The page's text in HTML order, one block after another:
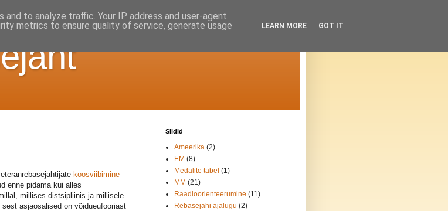
koosviibimine
enne pidama kui alles
millises distsipliinis ja millisele
asjaosalised on võidueufooriast
Sildid
Ameerika (2)
EM (8)
Medalite tabel (1)
MM (21)
Raadioorienteerumine (11)
Rebasejahi ajalugu (2)
to analyze traffic. Your IP address and user-agent
metrics to ensure quality of service, generate usage
LEARN MORE GOT IT